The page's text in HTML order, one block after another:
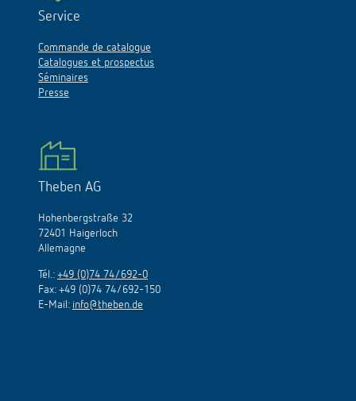
Service
Commande de catalogue
Catalogues et prospectus
Séminaires
Presse
Theben AG
Hohenbergstraße 32
72401 Haigerloch
Allemagne
Tél.: +49 (0)74 74/692-0
Fax: +49 (0)74 74/692-150
E-Mail: info@theben.de